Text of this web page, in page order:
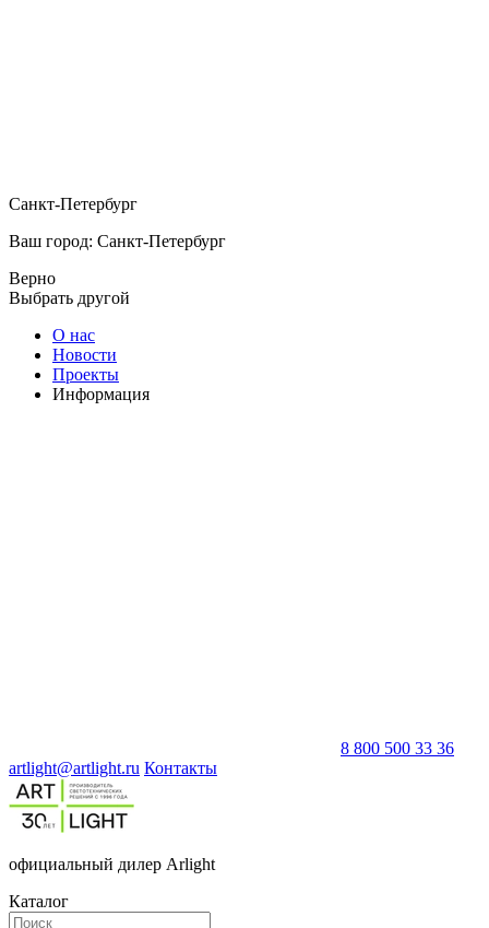
Санкт-Петербург
Ваш город: Санкт-Петербург
Верно
Выбрать другой
О нас
Новости
Проекты
Информация
8 800 500 33 36
artlight@artlight.ru Контакты
официальный дилер Arlight
Каталог